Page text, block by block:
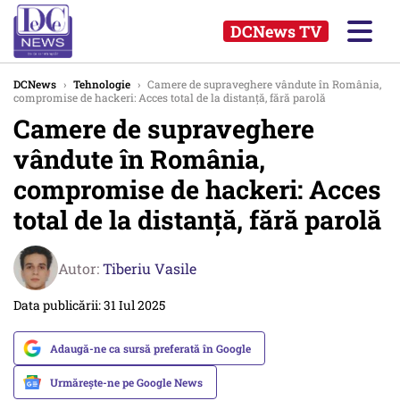
DCNews TV
DCNews › Tehnologie › Camere de supraveghere vândute în România,
compromise de hackeri: Acces total de la distanță, fără parolă
Camere de supraveghere
vândute în România,
compromise de hackeri: Acces
total de la distanță, fără parolă
Autor:Tiberiu Vasile
Data publicării: 31 Iul 2025
Adaugă-ne ca sursă preferată în Google
Urmărește-ne pe Google News